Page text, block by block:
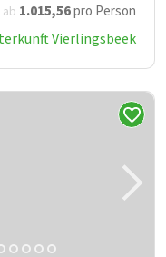
ab 1.015,56pro Person
Vierlingsbeek